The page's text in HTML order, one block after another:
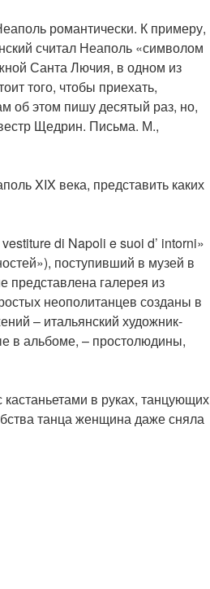
романтически. К примеру,
считал Неаполь «символом
Санта Лючия, в одном из
того, чтобы приехать,
об этом пишу десятый раз, но,
Щедрин. Письма. М.,
XIX века, представить каких
di Napoli e suoi d’ intorni»
поступивший в музей в
представлена галерея из
неополитанцев созданы в
– итальянский художник-
в альбоме, – простолюдины,
в руках, танцующих
танца женщина даже сняла